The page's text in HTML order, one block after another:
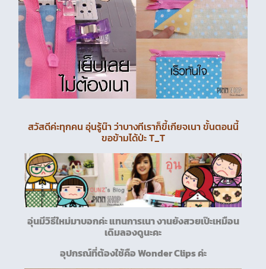
สวัสดีค่ะทุกคน อุ่นรู้น๊า ว่าบางทีเราก็ขี้เกียจเนา ขั้นตอนนี้
ขอข้ามได้ป่ะ T_T
อุ่นมีวิธีใหม่มาบอกค่ะ แทนการเนา งานยังสวยเป๊ะเหมือน
เดิมลองดูนะคะ
อุปกรณ์ที่ต้องใช้คือ Wonder Clips ค่ะ